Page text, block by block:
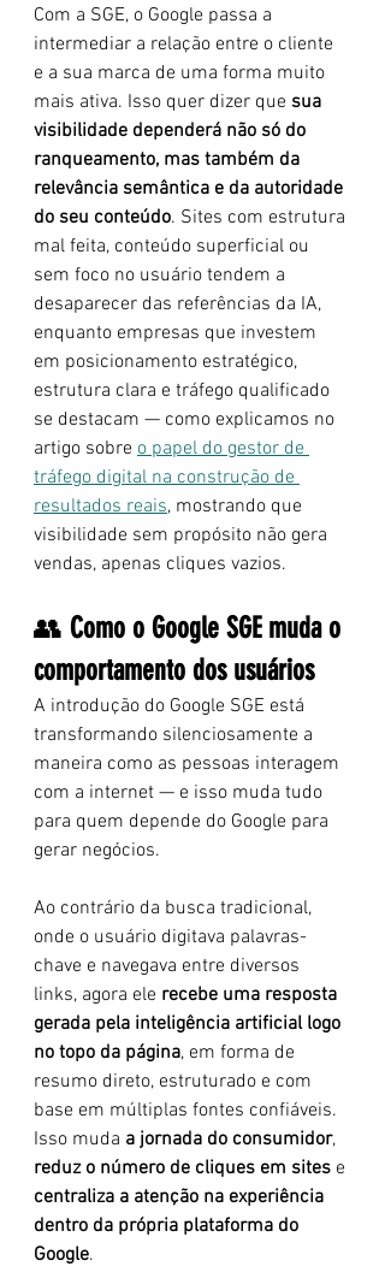
Com a SGE, o Google passa a
intermediar a relação entre o cliente
e a sua marca de uma forma muito
mais ativa. Isso quer dizer que sua
visibilidade dependerá não só do
ranqueamento, mas também da
relevância semântica e da autoridade
do seu conteúdo. Sites com estrutura
mal feita, conteúdo superficial ou
sem foco no usuário tendem a
desaparecer das referências da IA,
enquanto empresas que investem
em posicionamento estratégico,
estrutura clara e tráfego qualificado
se destacam — como explicamos no
artigo sobre o papel do gestor de
tráfego digital na construção de
resultados reais, mostrando que
visibilidade sem propósito não gera
vendas, apenas cliques vazios.
👥 Como o Google SGE muda o
comportamento dos usuários
A introdução do Google SGE está
transformando silenciosamente a
maneira como as pessoas interagem
com a internet — e isso muda tudo
para quem depende do Google para
gerar negócios.
Ao contrário da busca tradicional,
onde o usuário digitava palavras-
chave e navegava entre diversos
links, agora ele recebe uma resposta
gerada pela inteligência artificial logo
no topo da página, em forma de
resumo direto, estruturado e com
base em múltiplas fontes confiáveis.
Isso muda a jornada do consumidor,
reduz o número de cliques em sites e
centraliza a atenção na experiência
dentro da própria plataforma do
Google.